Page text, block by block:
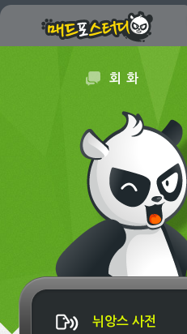
회 화
뉘앙스 사전